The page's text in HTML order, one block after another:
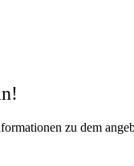
zu dem